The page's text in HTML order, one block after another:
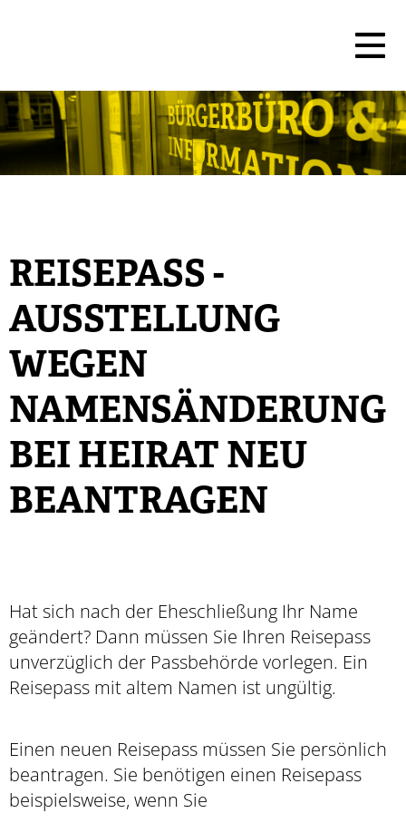
REISEPASS -
AUSSTELLUNG
WEGEN
NAMENSÄNDERUNG
BEI HEIRAT NEU
BEANTRAGEN
Hat sich nach der Eheschließung Ihr Name
geändert? Dann müssen Sie Ihren Reisepass
unverzüglich der Passbehörde vorlegen. Ein
Reisepass mit altem Namen ist ungültig.
Einen neuen Reisepass müssen Sie persönlich
beantragen. Sie benötigen einen Reisepass
beispielsweise, wenn Sie